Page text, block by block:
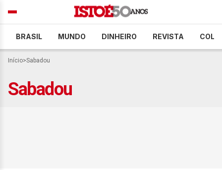
BRASIL MUNDO DINHEIRO REVISTA
Início>Sabadou
Sabadou